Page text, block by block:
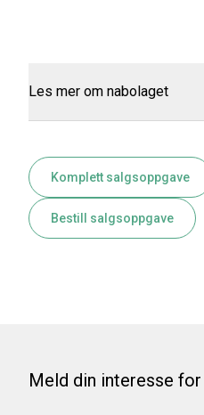
Les mer om nabolaget
Komplett salgsoppgave
Bestill salgsoppgave
Meld din interesse